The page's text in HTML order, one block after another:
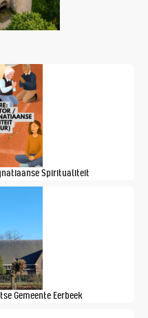
Spiritualiteit
Gemeente Eerbeek